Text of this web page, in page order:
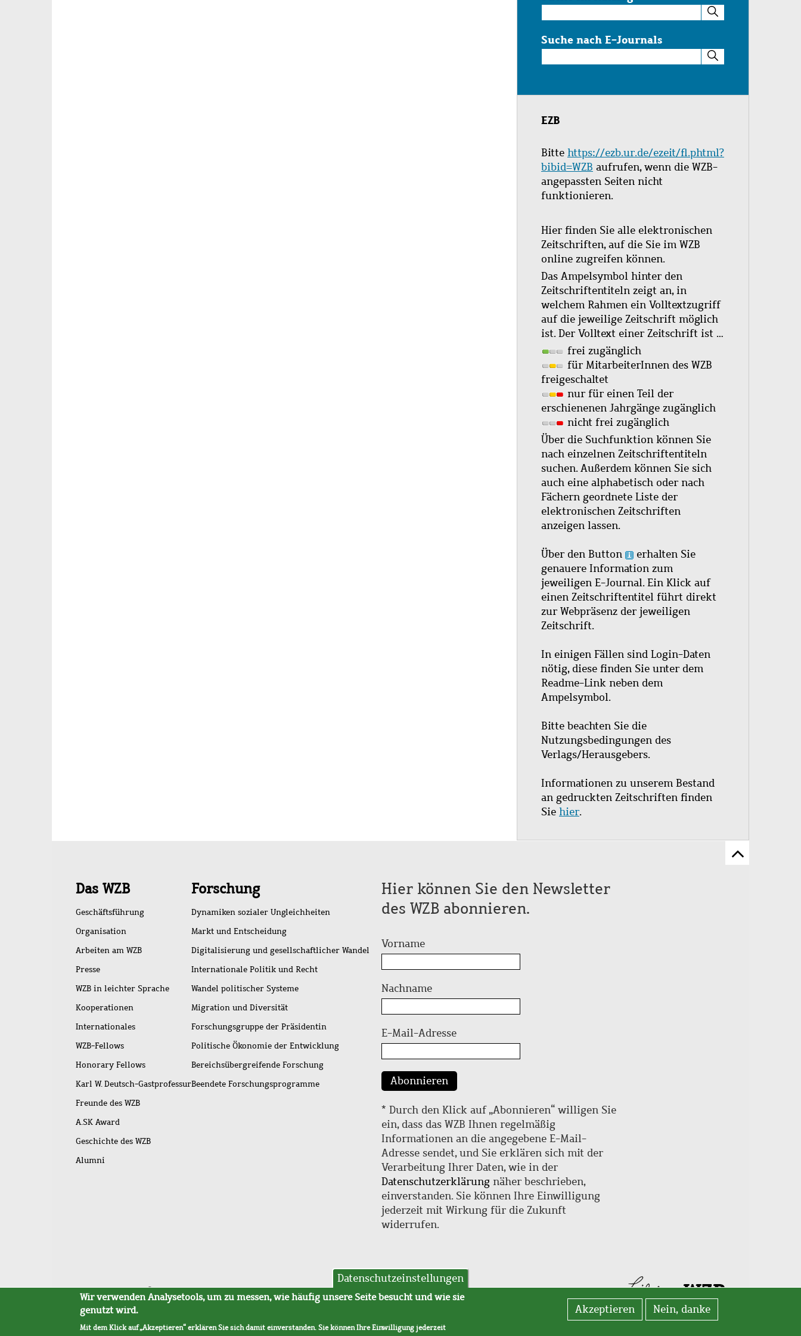
im
Katalog
Suche nach E-Journals
nach
Journals
EZB
Bitte https://ezb.ur.de/ezeit/fl.phtml?
bibid=WZB aufrufen, wenn die WZB-
angepassten Seiten nicht
funktionieren.
Hier finden Sie alle elektronischen
Zeitschriften, auf die Sie im WZB
online zugreifen können.
Das Ampelsymbol hinter den
Zeitschriftentiteln zeigt an, in
welchem Rahmen ein Volltextzugriff
auf die jeweilige Zeitschrift möglich
ist. Der Volltext einer Zeitschrift ist …
frei zugänglich
für MitarbeiterInnen des WZB
freigeschaltet
nur für einen Teil der
erschienenen Jahrgänge zugänglich
nicht frei zugänglich
Über die Suchfunktion können Sie
nach einzelnen Zeitschriftentiteln
suchen. Außerdem können Sie sich
auch eine alphabetisch oder nach
Fächern geordnete Liste der
elektronischen Zeitschriften
anzeigen lassen.
Über den Button
erhalten Sie
genauere Information zum
jeweiligen E-Journal. Ein Klick auf
einen Zeitschriftentitel führt direkt
zur Webpräsenz der jeweiligen
Zeitschrift.
In einigen Fällen sind Login-Daten
nötig, diese finden Sie unter dem
Readme-Link neben dem
Ampelsymbol.
Bitte beachten Sie die
Nutzungsbedingungen des
Verlags/Herausgebers.
Informationen zu unserem Bestand
an gedruckten Zeitschriften finden
Sie hier.
Zum
Schnellzugriff
Das WZB
Geschäftsführung
Organisation
Arbeiten am WZB
Presse
WZB in leichter Sprache
Kooperationen
Internationales
WZB-Fellows
Honorary Fellows
Karl W. Deutsch-Gastprofessur
Freunde des WZB
A.SK Award
Geschichte des WZB
Alumni
Forschung
Dynamiken sozialer Ungleichheiten
Markt und Entscheidung
Digitalisierung und gesellschaftlicher Wandel
Internationale Politik und Recht
Wandel politischer Systeme
Migration und Diversität
Forschungsgruppe der Präsidentin
Politische Ökonomie der Entwicklung
Bereichsübergreifende Forschung
Beendete Forschungsprogramme
Hier können Sie den Newsletter
des WZB abonnieren.
Vorname
Nachname
E-Mail-Adresse
Abonnieren
* Durch den Klick auf „Abonnieren“ willigen Sie
ein, dass das WZB Ihnen regelmäßig
Informationen an die angegebene E-Mail-
Adresse sendet, und Sie erklären sich mit der
Verarbeitung Ihrer Daten, wie in der
Datenschutzerklärung näher beschrieben,
einverstanden. Sie können Ihre Einwilligung
jederzeit mit Wirkung für die Zukunft
widerrufen.
Fußleistenmenü
SitemapBarrierefreiheitImpressumDatenschutzAVB
Datenschutzeinstellungen
Wir verwenden Analysetools, um zu messen, wie häufig unsere Seite besucht und wie sie
genutzt wird.
Mit dem Klick auf „Akzeptieren“ erklären Sie sich damit einverstanden. Sie können Ihre Einwilligung jederzeit
Akzeptieren Nein, danke